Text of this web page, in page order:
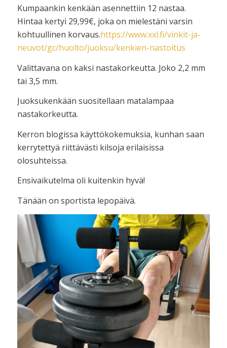
Kumpaankin kenkään asennettiin 12 nastaa.
Hintaa kertyi 29,99€, joka on mielestäni varsin
kohtuullinen korvaus.https://www.xxl.fi/vinkit-ja-
neuvot/gc/huolto/juoksu/kenkien-nastoitus
Valittavana on kaksi nastakorkeutta. Joko 2,2 mm
tai 3,5 mm.
Juoksukenkään suositellaan matalampaa
nastakorkeutta.
Kerron blogissa käyttökokemuksia, kunhan saan
kerrytettyä riittävästi kilsoja erilaisissa
olosuhteissa.
Ensivaikutelma oli kuitenkin hyvä!
Tänään on sportista lepopäivä.